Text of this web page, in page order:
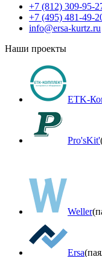
+7 (812) 309-95-
+7 (495) 481-49-
info@ersa-kurtz.ru
Наши проекты
ETK-
Pro'sKit'
Weller
Ersa